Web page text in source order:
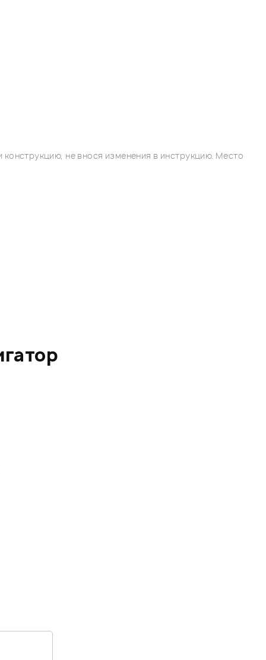
не внося изменения в инструкцию. Место